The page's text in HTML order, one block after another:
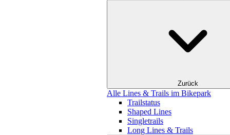
Zurück
Alle Lines & Trails im Bikepark
Trailstatus
Shaped Lines
Singletrails
Long Lines & Trails